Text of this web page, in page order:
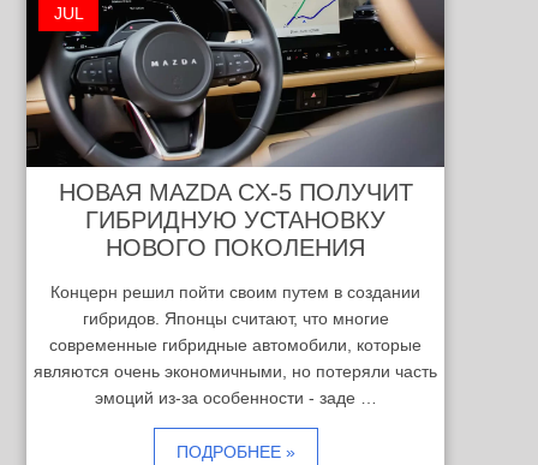
JUL
НОВАЯ MAZDA CX-5 ПОЛУЧИТ
ГИБРИДНУЮ УСТАНОВКУ
НОВОГО ПОКОЛЕНИЯ
Концерн решил пойти своим путем в создании
гибридов. Японцы считают, что многие
современные гибридные автомобили, которые
являются очень экономичными, но потеряли часть
эмоций из-за особенности - заде …
ПОДРОБНЕЕ »